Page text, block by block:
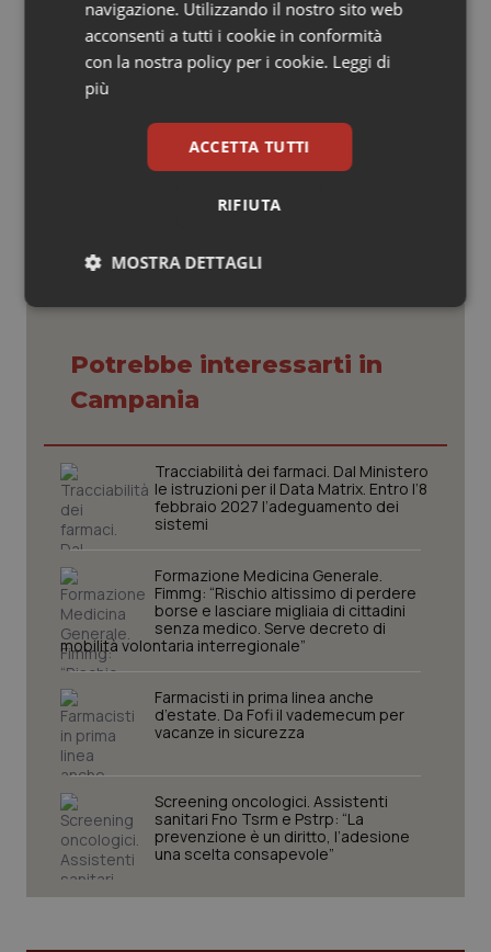
vigilia dell’apertura del pronto soccorso del Policlinico
Universitario Campus Bio-Medico prevista per la
prossima primavera, un servizio al territorio e un
impegno professionale di tantissime persone.
17 Settembre 2019
Potrebbe interessarti in
Campania
Tracciabilità dei farmaci. Dal Ministero
le istruzioni per il Data Matrix. Entro l’8
febbraio 2027 l’adeguamento dei
sistemi
Formazione Medicina Generale.
Fimmg: “Rischio altissimo di perdere
borse e lasciare migliaia di cittadini
senza medico. Serve decreto di
mobilità volontaria interregionale”
Farmacisti in prima linea anche
d’estate. Da Fofi il vademecum per
vacanze in sicurezza
Screening oncologici. Assistenti
sanitari Fno Tsrm e Pstrp: “La
prevenzione è un diritto, l’adesione
una scelta consapevole”
navigazione. Utilizzando il nostro sito web
acconsenti a tutti i cookie in conformità
con la nostra policy per i cookie. Leggi di
più
ACCETTA TUTTI
RIFIUTA
MOSTRA DETTAGLI
Necessari Statistici Marketing
Necessari Statistici Marketing
I cookie necessari contribuiscono a rendere fruibile il
sito web abilitandone funzionalità di base quali la
navigazione sulle pagine e l'accesso alle aree
protette del sito. Il sito web non è in grado di
funzionare correttamente senza questi cookie.
Nome
Fornitore /Dominio
VISITOR_PRIVACY_METADATA
YouTube
.youtube.com